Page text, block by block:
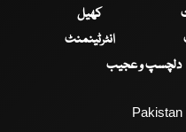
کھیل
انٹرٹینمنٹ
دلچسپ و عجیب